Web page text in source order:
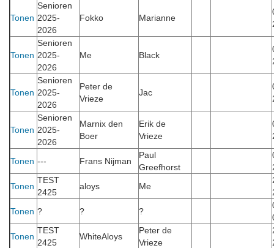
Tonen
Senioren
2025-
2026
Fokko Marianne
Tonen
Senioren
2025-
2026
Me Black
Tonen
Senioren
2025-
2026
Peter de
Vrieze
Jac
Tonen
Senioren
2025-
2026
Marnix den
Boer
Erik de
Vrieze
Tonen --- Frans Nijman
Paul
Greefhorst
Tonen
TEST
2425
aloys Me
Tonen ? ? ?
Tonen
TEST
2425
WhiteAloys
Peter de
Vrieze